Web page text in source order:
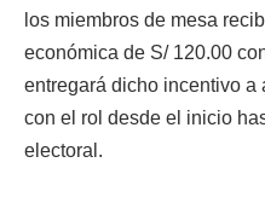
los miembros de mesa
económica de S/ 120.00
entregará dicho incentivo
con el rol desde el inicio
electoral.